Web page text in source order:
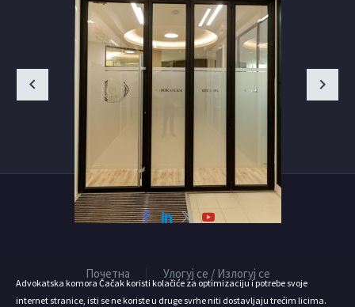
Почетна Улогуј се / Излогуј се
Advokatska komora Čačak koristi kolačiće za optimizaciju i potrebe svoje
internet stranice, isti se ne koriste u druge svrhe niti dostavljaju trećim licima.